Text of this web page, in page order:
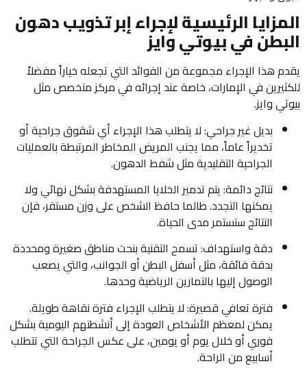
المزايا الرئيسية لإجراء إبر تذويب دهون
البطن في بيوتي وايز
يقدم هذا الإجراء مجموعة من الفوائد التي تجعله خياراً مفضلاً
للكثيرين في الإمارات، خاصة عند إجرائه في مركز متخصص مثل
بيوتي وايز.
بديل غير جراحي: لا يتطلب هذا الإجراء أي شقوق جراحية أو
تخديراً عاماً، مما يجنب المريض المخاطر المرتبطة بالعمليات
الجراحية التقليدية مثل شفط الدهون.
نتائج دائمة: يتم تدمير الخلايا المستهدفة بشكل نهائي ولا
يمكنها التجدد. طالما حافظ الشخص على وزن مستقر، فإن
النتائج ستستمر مدى الحياة.
دقة واستهداف: تسمح التقنية بنحت مناطق صغيرة ومحددة
بدقة فائقة، مثل أسفل البطن أو الجوانب، والتي يصعب
الوصول إليها بالتمارين الرياضية وحدها.
فترة تعافي قصيرة: لا يتطلب الإجراء فترة نقاهة طويلة.
يمكن لمعظم الأشخاص العودة إلى أنشطتهم اليومية بشكل
فوري أو خلال يوم أو يومين، على عكس الجراحة التي تتطلب
أسابيع من الراحة.